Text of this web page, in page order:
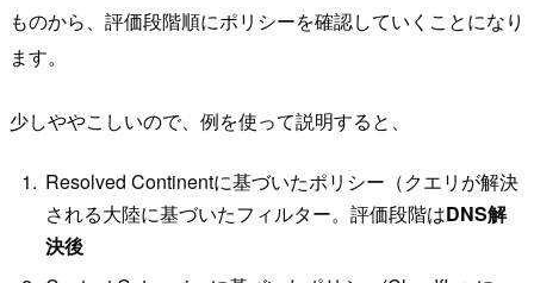
ものから、評価段階順にポリシーを確認していくことになり
ます。
少しややこしいので、例を使って説明すると、
Resolved Continentに基づいたポリシー（クエリが解決
される大陸に基づいたフィルター。評価段階はDNS解
決後